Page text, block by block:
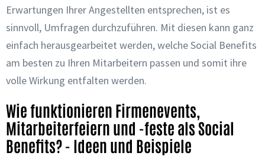
Erwartungen Ihrer Angestellten entsprechen, ist es
sinnvoll, Umfragen durchzuführen. Mit diesen kann ganz
einfach herausgearbeitet werden, welche Social Benefits
am besten zu Ihren Mitarbeitern passen und somit ihre
volle Wirkung entfalten werden.
Wie funktionieren Firmenevents,
Mitarbeiterfeiern und -feste als Social
Benefits? - Ideen und Beispiele